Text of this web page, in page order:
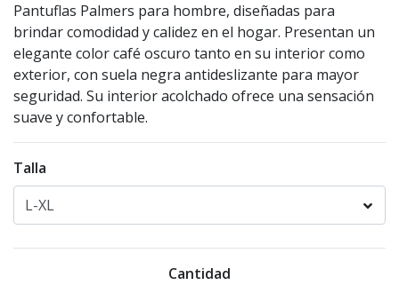
Pantuflas Palmers para hombre, diseñadas para
brindar comodidad y calidez en el hogar. Presentan un
elegante color café oscuro tanto en su interior como
exterior, con suela negra antideslizante para mayor
seguridad. Su interior acolchado ofrece una sensación
suave y confortable.
Talla
Cantidad